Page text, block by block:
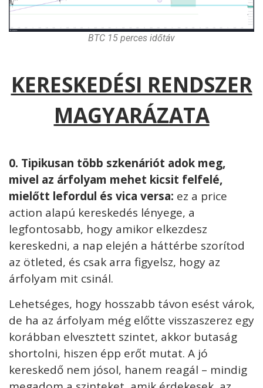
BTC 15 perces időtáv
KERESKEDÉSI RENDSZER
MAGYARÁZATA
0. Tipikusan több szkenáriót adok meg,
mivel az árfolyam mehet kicsit felfelé,
mielőtt lefordul és vica versa: ez a price
action alapú kereskedés lényege, a
legfontosabb, hogy amikor elkezdesz
kereskedni, a nap elején a háttérbe szorítod
az ötleted, és csak arra figyelsz, hogy az
árfolyam mit csinál.
Lehetséges, hogy hosszabb távon esést várok,
de ha az árfolyam még előtte visszaszerez egy
korábban elvesztett szintet, akkor butaság
shortolni, hiszen épp erőt mutat. A jó
kereskedő nem jósol, hanem reagál – mindig